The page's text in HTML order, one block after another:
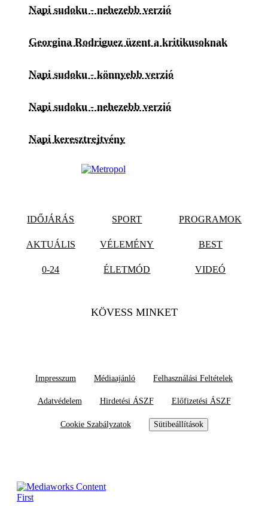
Napi sudoku - nehezebb verzió
Georgina Rodriguez üzent a kritikusoknak
Napi sudoku - könnyebb verzió
Napi sudoku - nehezebb verzió
Napi keresztrejtvény
IDŐJÁRÁS SPORT PROGRAMOK
AKTUÁLIS VÉLEMÉNY BEST
0-24 ÉLETMÓD VIDEÓ
KÖVESS MINKET
Impresszum Médiaajánló Felhasználási Feltételek
Adatvédelem Hirdetési ÁSZF Előfizetési ÁSZF
Cookie Szabályzatok Sütibeállítások